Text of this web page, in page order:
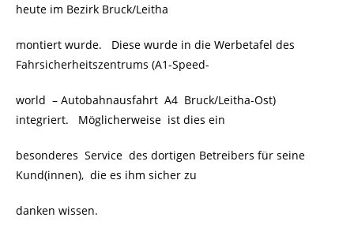
heute im Bezirk Bruck/Leitha
montiert wurde. Diese wurde in die Werbetafel des
Fahrsicherheitszentrums (A1-Speed-
world – Autobahnausfahrt A4 Bruck/Leitha-Ost)
integriert. Möglicherweise ist dies ein
besonderes Service des dortigen Betreibers für seine
Kund(innen), die es ihm sicher zu
danken wissen.